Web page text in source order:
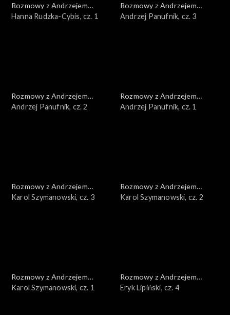
Rozmowy z Andrzejem
Doboszem
Hanna Rudzka-Cybis, cz. 1
Rozmowy z Andrzejem
Doboszem
Andrzej Panufnik, cz. 3
Rozmowy z Andrzejem
Doboszem
Andrzej Panufnik, cz. 2
Rozmowy z Andrzejem
Doboszem
Andrzej Panufnik, cz. 1
Rozmowy z Andrzejem
Doboszem
Karol Szymanowski, cz. 3
Rozmowy z Andrzejem
Doboszem
Karol Szymanowski, cz. 2
Rozmowy z Andrzejem
Doboszem
Karol Szymanowski, cz. 1
Rozmowy z Andrzejem
Doboszem
Eryk Lipiński, cz. 4